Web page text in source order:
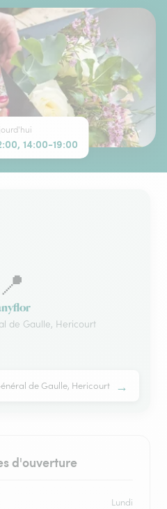
14:00-19:00
📍
de Gaulle, Hericourt
de Gaulle, Hericourt →
d'ouverture
Lundi